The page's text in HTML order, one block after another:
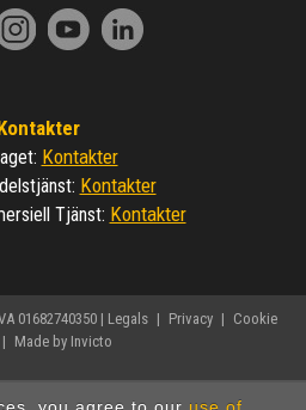
: Kontakter
: Kontakter
Tjänst: Kontakter
01682740350 | Legals | Privacy | Cookie
| Made by Invicto